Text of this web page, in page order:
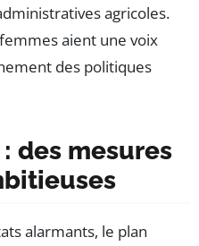
agricoles.
femmes aient une voix
des politiques
: des mesures
alarmants, le plan